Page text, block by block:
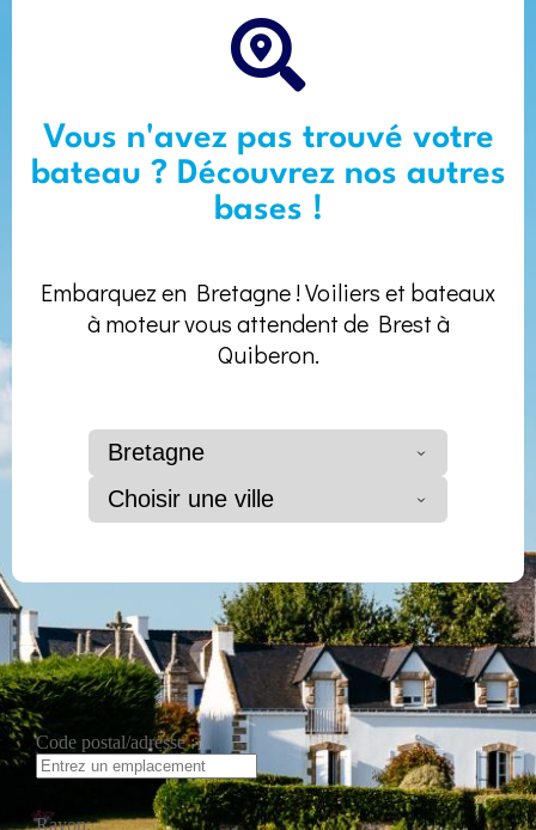
Vous n'avez pas trouvé votre
bateau ? Découvrez nos autres
bases !
Embarquez en Bretagne ! Voiliers et bateaux
à moteur vous attendent de Brest à
Quiberon.
Bretagne
Choisir une ville
Code postal/adresse :
Rayon: